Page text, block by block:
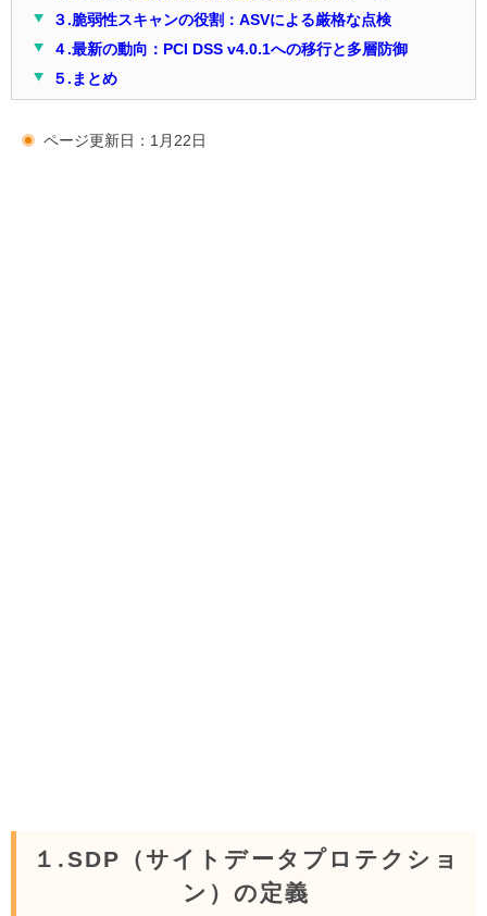
３.脆弱性スキャンの役割：ASVによる厳格な点検
４.最新の動向：PCI DSS v4.0.1への移行と多層防御
５.まとめ
ページ更新日：1月22日
１.SDP（サイトデータプロテクショ
ン）の定義